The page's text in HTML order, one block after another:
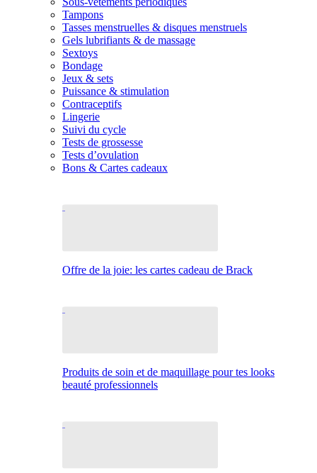
Tampons
Tasses menstruelles & disques menstruels
Gels lubrifiants & de massage
Sextoys
Bondage
Jeux & sets
Puissance & stimulation
Contraceptifs
Lingerie
Suivi du cycle
Tests de grossesse
Tests d’ovulation
Bons & Cartes cadeaux
Offre de la joie: les cartes cadeau de Brack
Produits de soin et de maquillage pour tes looks
beauté professionnels